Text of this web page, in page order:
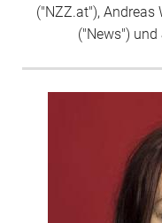
("NZZ.at"), Andreas
("News")